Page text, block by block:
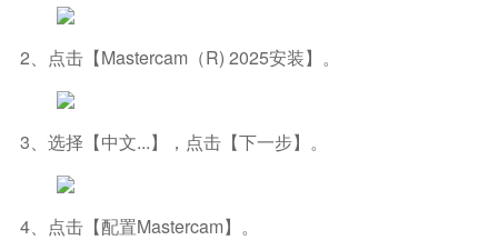
2、点击【Mastercam（R) 2025安装】。
3、选择【中文...】，点击【下一步】。
4、点击【配置Mastercam】。